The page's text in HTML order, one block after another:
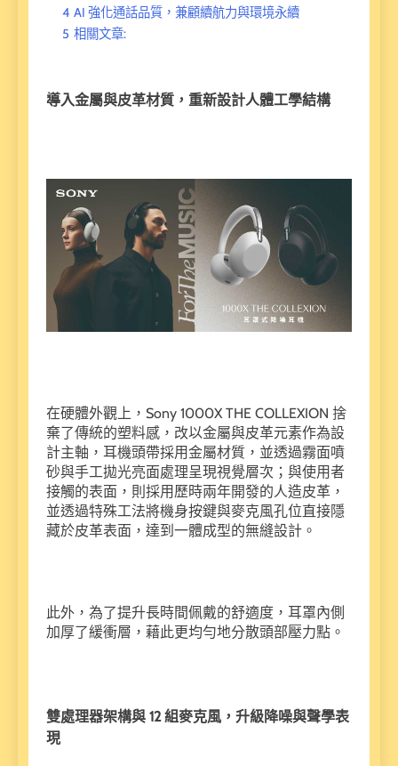
4 AI 強化通話品質，兼顧續航力與環境永續
5 相關文章:
導入金屬與皮革材質，重新設計人體工學結構
在硬體外觀上，Sony 1000X THE COLLEXION 捨
棄了傳統的塑料感，改以金屬與皮革元素作為設
計主軸，耳機頭帶採用金屬材質，並透過霧面噴
砂與手工拋光亮面處理呈現視覺層次；與使用者
接觸的表面，則採用歷時兩年開發的人造皮革，
並透過特殊工法將機身按鍵與麥克風孔位直接隱
藏於皮革表面，達到一體成型的無縫設計。
此外，為了提升長時間佩戴的舒適度，耳罩內側
加厚了緩衝層，藉此更均勻地分散頭部壓力點。
雙處理器架構與 12 組麥克風，升級降噪與聲學表
現